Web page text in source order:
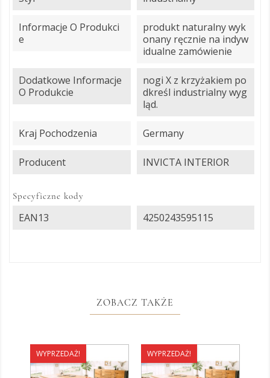
Informacje O Produkci
E
produkt naturalny wyk
onany ręcznie na indyw
idualne zamówienie
Dodatkowe Informacje
O Produkcie
nogi X z krzyżakiem po
dkreśl industrialny wyg
ląd.
Kraj Pochodzenia Germany
Producent INVICTA INTERIOR
Specyficzne kody
EAN13 4250243595115
ZOBACZ TAKŻE
WYPRZEDAŻ! WYPRZEDAŻ!